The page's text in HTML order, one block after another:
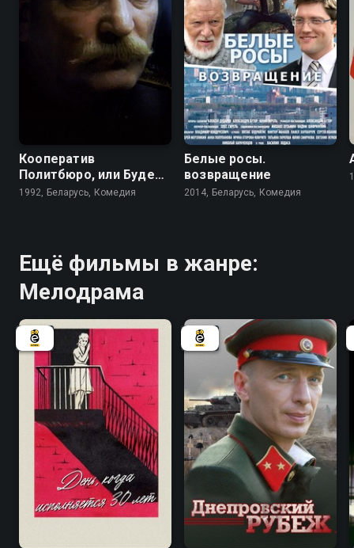
Кооператив
Политбюро, или Будет
долгим прощание
1992, Беларусь, Комедия
5.2
Белые росы.
возвращение
2014, Беларусь, Комедия
Ещё фильмы в жанре:
Мелодрама
5.7 6.5